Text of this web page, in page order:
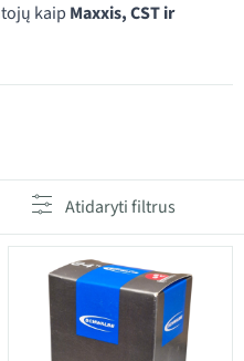
kaip Maxxis, CST ir
kamera
Atidaryti filtrus